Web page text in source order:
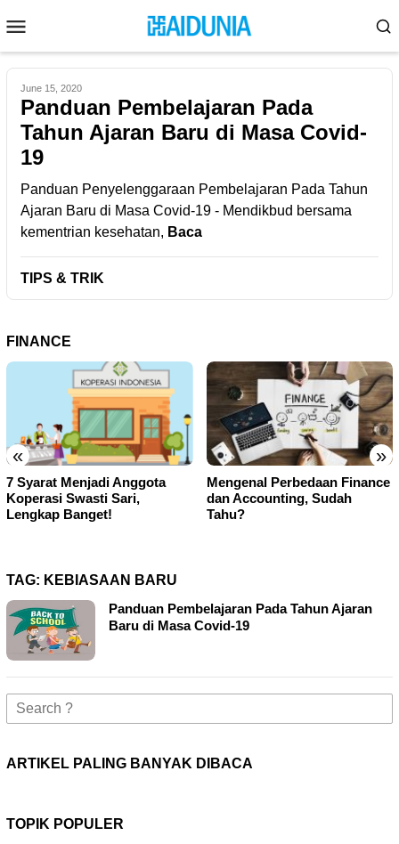
to
contentMenu
June 15, 2020
Panduan Pembelajaran Pada
Tahun Ajaran Baru di Masa Covid-
19
Panduan Penyelenggaraan Pembelajaran Pada Tahun
Ajaran Baru di Masa Covid-19 - Mendikbud bersama
kementrian kesehatan, Baca
TIPS & TRIK
FINANCE
« »
Mengenal Perbedaan Finance
dan Accounting, Sudah
Tahu?
Cara Menghapus Daftar
Transfer Rekening BCA
Mobile Banking!
TAG: KEBIASAAN BARU
Panduan Pembelajaran Pada Tahun Ajaran
Baru di Masa Covid-19
Search
for:
ARTIKEL PALING BANYAK DIBACA
TOPIK POPULER